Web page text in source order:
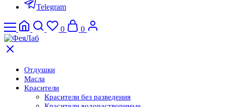
Telegram
0 0
Отдушки
Масла
Красители
Красители без разведения